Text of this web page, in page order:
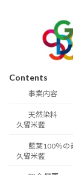
Contents
事業内容
天然染料
久留米藍
藍葉100％の
久留米藍